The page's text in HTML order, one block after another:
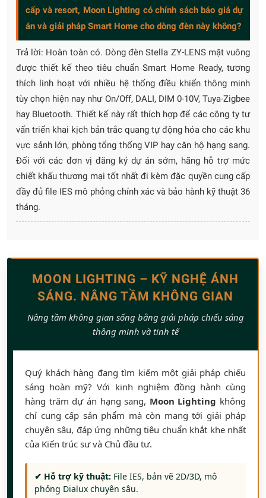
cấp và resort, Moon Lighting có chính sách báo giá dự
án và giải pháp Smart Home cho dòng đèn này không?
Trả lời: Hoàn toàn có. Dòng đèn Stella ZY-LENS mặt vuông
được thiết kế theo tiêu chuẩn Smart Home Ready, tương
thích linh hoạt với nhiều hệ thống điều khiển thông minh
tùy chọn hiện nay như On/Off, DALI, DIM 0-10V, Tuya-Zigbee
hay Bluetooth. Thiết kế này rất thích hợp để các công ty tư
vấn triển khai kịch bản trắc quang tự động hóa cho các khu
vực sảnh lớn, phòng tổng thống VIP hay căn hộ hạng sang.
Đối với các đơn vị đăng ký dự án sớm, hãng hỗ trợ mức
chiết khấu thương mại tốt nhất đi kèm đặc quyền cung cấp
đầy đủ file IES mô phỏng chính xác và bảo hành kỹ thuật 36
tháng.
MOON LIGHTING – KỸ NGHỆ ÁNH
SÁNG. NÂNG TẦM KHÔNG GIAN
Nâng tầm không gian sống bằng giải pháp chiếu sáng
thông minh và tinh tế
Quý khách hàng đang tìm kiếm một giải pháp chiếu
sáng hoàn mỹ? Với kinh nghiệm đồng hành cùng
hàng trăm dự án hạng sang, Moon Lighting không
chỉ cung cấp sản phẩm mà còn mang tới giải pháp
chuyên sâu, đáp ứng những tiêu chuẩn khắt khe nhất
của Kiến trúc sư và Chủ đầu tư.
✔ Hỗ trợ kỹ thuật: File IES, bản vẽ 2D/3D, mô
phỏng Dialux chuyên sâu.